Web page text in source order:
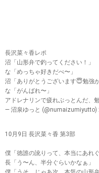
長沢菜々香レポ
沼「山形弁で釣ってください！」
な「めっちゃ好きだべ〜」
沼「ありがとうございます😇勉強
な「がんばれ〜」
アドレナリンで疲れぶっとんだ、
— 沼泉ゆっと (@numaizumiyutto)
10月9日 長沢菜々香 第3部
僕「徳誰の訛りって、本当にあれ
長「う〜ん、半分ぐらいかなぁ」